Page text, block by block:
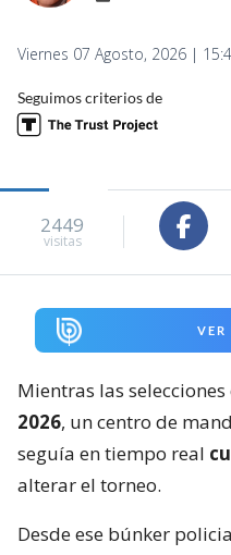
Viernes 07 Agosto, 2026 |
Seguimos criterios de
2449
visitas
VER
Mientras las
2026, un centro de
seguía en tiempo real
alterar el torneo.
Desde ese búnker